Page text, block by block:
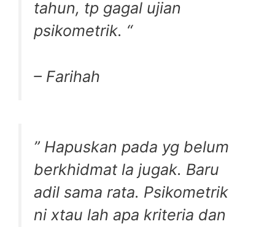
tahun, tp gagal ujian
psikometrik. “
– Farihah
” Hapuskan pada yg belum
berkhidmat la jugak. Baru
adil sama rata. Psikometrik
ni xtau lah apa kriteria dan